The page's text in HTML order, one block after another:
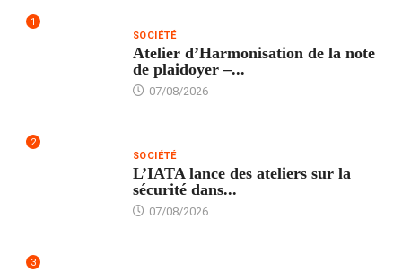
1
SOCIÉTÉ
Atelier d’Harmonisation de la note
de plaidoyer –...
07/08/2026
2
SOCIÉTÉ
L’IATA lance des ateliers sur la
sécurité dans...
07/08/2026
3